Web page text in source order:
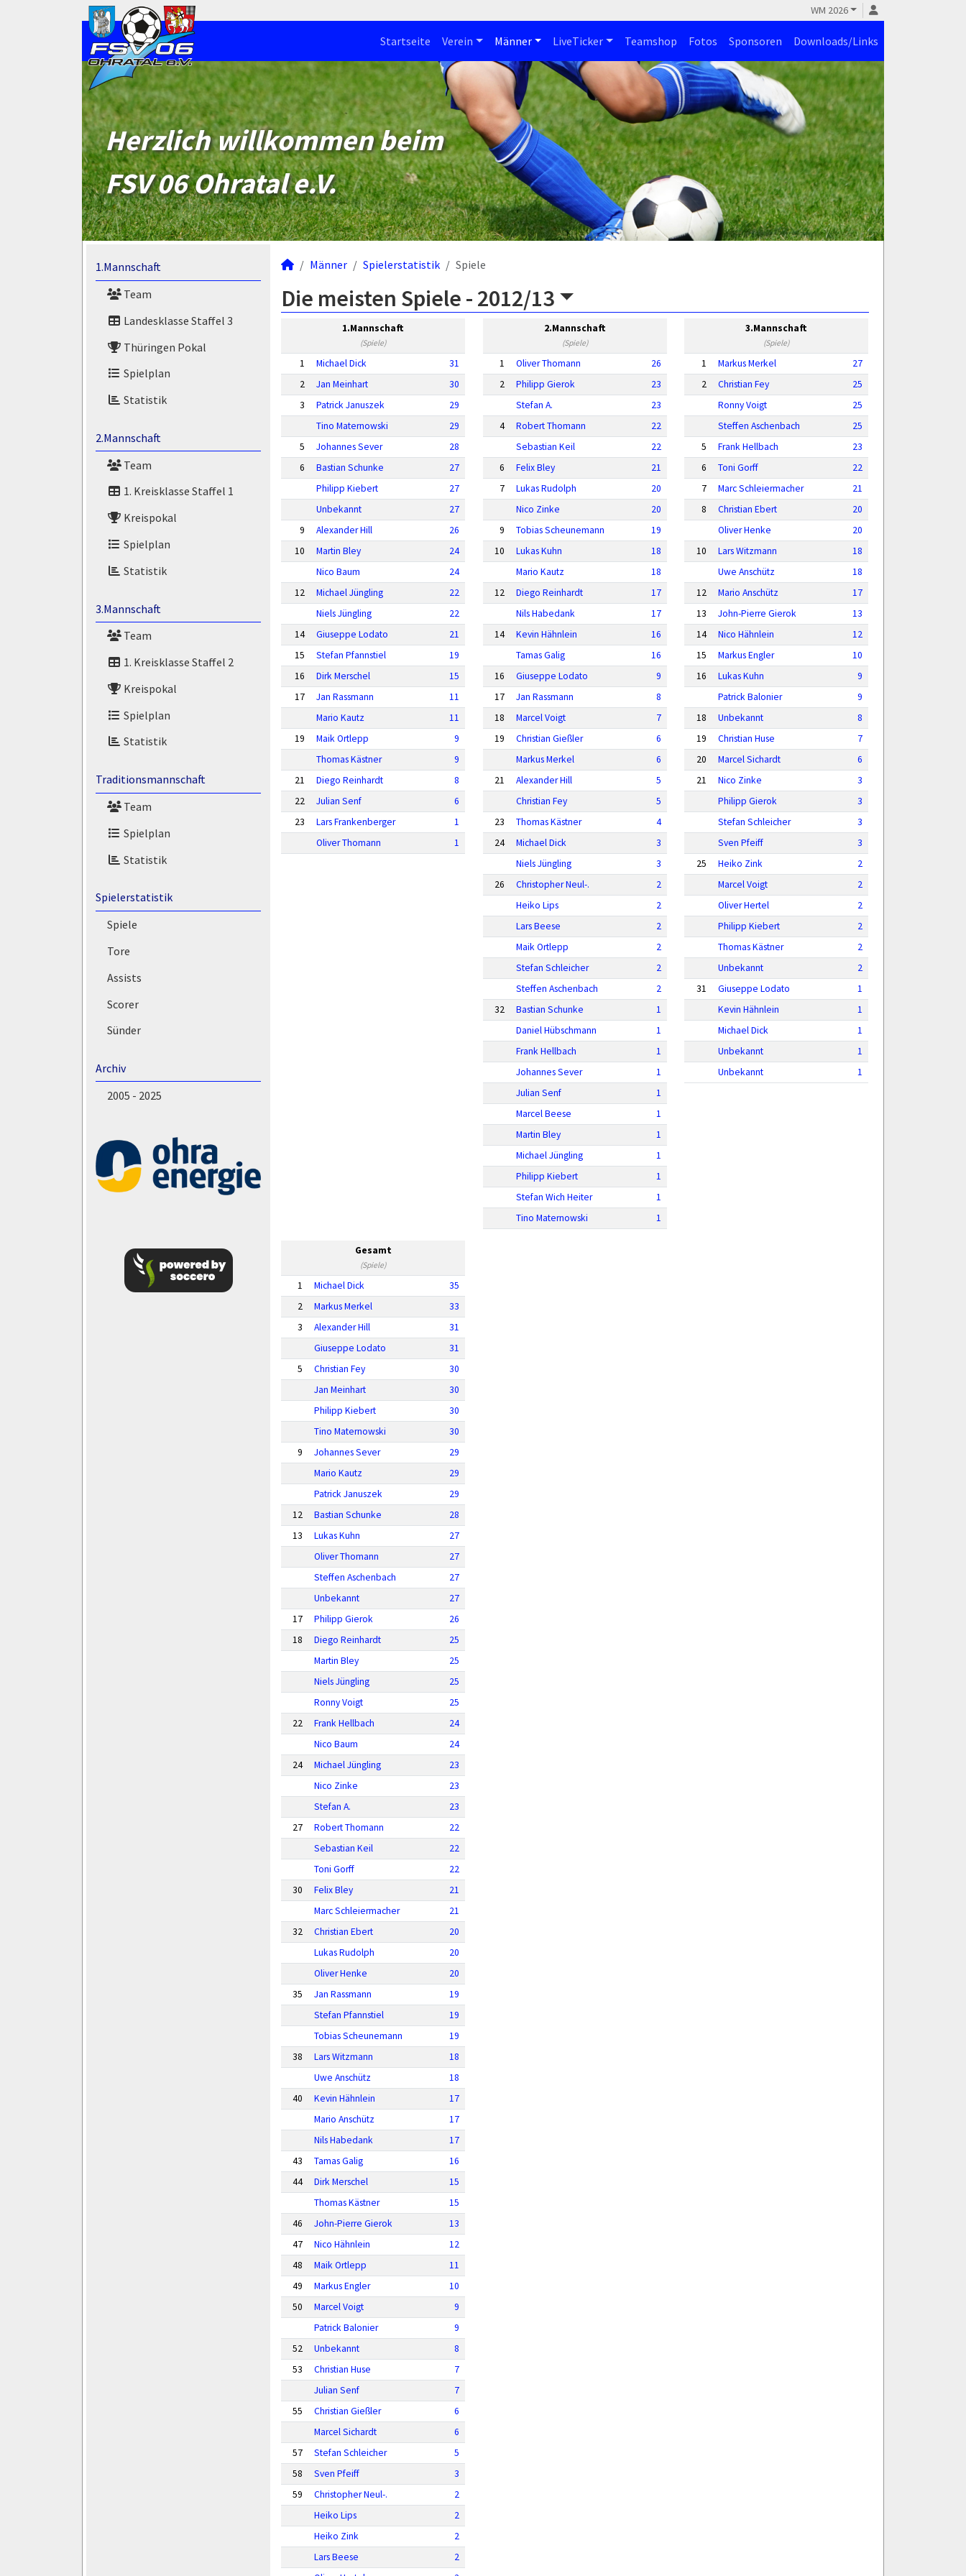
WM 2026
Startseite Verein Männer LiveTicker Teamshop Fotos Sponsoren Downloads/Links
Herzlich willkommen beim
FSV 06 Ohratal e.V.
1.Mannschaft
Team
Landesklasse Staffel 3
Thüringen Pokal
Spielplan
Statistik
2.Mannschaft
Team
1. Kreisklasse Staffel 1
Kreispokal
Spielplan
Statistik
3.Mannschaft
Team
1. Kreisklasse Staffel 2
Kreispokal
Spielplan
Statistik
Traditionsmannschaft
Team
Spielplan
Statistik
Spielerstatistik
Spiele
Tore
Assists
Scorer
Sünder
Archiv
2005 - 2025
Männer Spielerstatistik Spiele
Die meisten Spiele - 2012/13
1.Mannschaft
(Spiele)
1 Michael Dick
31
2
Jan Meinhart
30
3
Patrick Januszek
29
Tino Maternowski
29
5
Johannes Sever
28
6
Bastian Schunke
27
Philipp Kiebert
27
Unbekannt
27
9
Alexander Hill
26
10
Martin Bley
24
Nico Baum
24
12
Michael Jüngling
22
Niels Jüngling
22
14
Giuseppe Lodato
21
15
Stefan Pfannstiel
19
16
Dirk Merschel
15
17
Jan Rassmann
11
Mario Kautz
11
19
Maik Ortlepp
9
Thomas Kästner
9
21
Diego Reinhardt
8
22
Julian Senf
6
23
Lars Frankenberger
1
Oliver Thomann
1
2.Mannschaft
(Spiele)
1 Oliver Thomann
26
2
Philipp Gierok
23
Stefan A.
23
4
Robert Thomann
22
Sebastian Keil
22
6
Felix Bley
21
7
Lukas Rudolph
20
Nico Zinke
20
9
Tobias Scheunemann
19
10
Lukas Kuhn
18
Mario Kautz
18
12
Diego Reinhardt
17
Nils Habedank
17
14
Kevin Hähnlein
16
Tamas Galig
16
16
Giuseppe Lodato
9
17
Jan Rassmann
8
18
Marcel Voigt
7
19
Christian Gießler
6
Markus Merkel
6
21
Alexander Hill
5
Christian Fey
5
23
Thomas Kästner
4
24
Michael Dick
3
Niels Jüngling
3
26
Christopher Neul-.
2
Heiko Lips
2
Lars Beese
2
Maik Ortlepp
2
Stefan Schleicher
2
Steffen Aschenbach
2
32
Bastian Schunke
1
Daniel Hübschmann
1
Frank Hellbach
1
Johannes Sever
1
Julian Senf
1
Marcel Beese
1
Martin Bley
1
Michael Jüngling
1
Philipp Kiebert
1
Stefan Wich Heiter
1
Tino Maternowski
1
3.Mannschaft
(Spiele)
1 Markus Merkel
27
2
Christian Fey
25
Ronny Voigt
25
Steffen Aschenbach
25
5
Frank Hellbach
23
6
Toni Gorff
22
7
Marc Schleiermacher
21
8
Christian Ebert
20
Oliver Henke
20
10
Lars Witzmann
18
Uwe Anschütz
18
12
Mario Anschütz
17
13
John-Pierre Gierok
13
14
Nico Hähnlein
12
15
Markus Engler
10
16
Lukas Kuhn
9
Patrick Balonier
9
18
Unbekannt
8
19
Christian Huse
7
20
Marcel Sichardt
6
21
Nico Zinke
3
Philipp Gierok
3
Stefan Schleicher
3
Sven Pfeiff
3
25
Heiko Zink
2
Marcel Voigt
2
Oliver Hertel
2
Philipp Kiebert
2
Thomas Kästner
2
Unbekannt
2
31
Giuseppe Lodato
1
Kevin Hähnlein
1
Michael Dick
1
Unbekannt
1
Unbekannt
1
Gesamt
(Spiele)
1 Michael Dick
35
2
Markus Merkel
33
3
Alexander Hill
31
Giuseppe Lodato
31
5
Christian Fey
30
Jan Meinhart
30
Philipp Kiebert
30
Tino Maternowski
30
9
Johannes Sever
29
Mario Kautz
29
Patrick Januszek
29
12
Bastian Schunke
28
13
Lukas Kuhn
27
Oliver Thomann
27
Steffen Aschenbach
27
Unbekannt
27
17
Philipp Gierok
26
18
Diego Reinhardt
25
Martin Bley
25
Niels Jüngling
25
Ronny Voigt
25
22
Frank Hellbach
24
Nico Baum
24
24
Michael Jüngling
23
Nico Zinke
23
Stefan A.
23
27
Robert Thomann
22
Sebastian Keil
22
Toni Gorff
22
30
Felix Bley
21
Marc Schleiermacher
21
32
Christian Ebert
20
Lukas Rudolph
20
Oliver Henke
20
35
Jan Rassmann
19
Stefan Pfannstiel
19
Tobias Scheunemann
19
38
Lars Witzmann
18
Uwe Anschütz
18
40
Kevin Hähnlein
17
Mario Anschütz
17
Nils Habedank
17
43
Tamas Galig
16
44
Dirk Merschel
15
Thomas Kästner
15
46
John-Pierre Gierok
13
47
Nico Hähnlein
12
48
Maik Ortlepp
11
49
Markus Engler
10
50
Marcel Voigt
9
Patrick Balonier
9
52
Unbekannt
8
53
Christian Huse
7
Julian Senf
7
55
Christian Gießler
6
Marcel Sichardt
6
57
Stefan Schleicher
5
58
Sven Pfeiff
3
59
Christopher Neul-.
2
Heiko Lips
2
Heiko Zink
2
Lars Beese
2